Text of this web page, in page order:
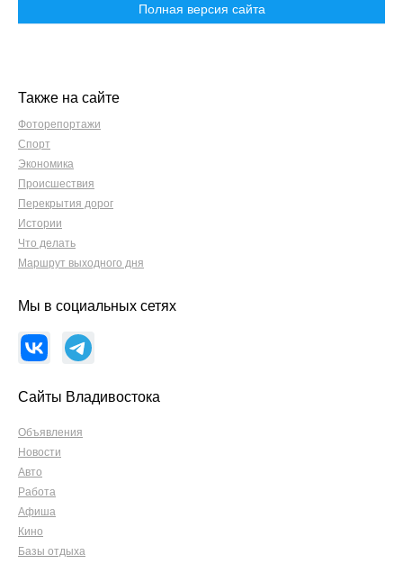
Полная версия сайта
Также на сайте
Фоторепортажи
Спорт
Экономика
Происшествия
Перекрытия дорог
Истории
Что делать
Маршрут выходного дня
Мы в социальных сетях
Сайты Владивостока
Объявления
Новости
Авто
Работа
Афиша
Кино
Базы отдыха